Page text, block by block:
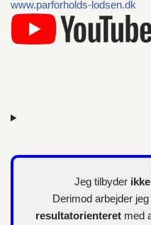
e
www.parforholds-lodsen.dk
Jeg tilbyder ikke
Derimod arbejder jeg
resultatorienteretmed